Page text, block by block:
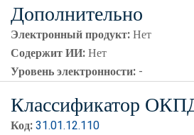
Дополнительно
Электронный продукт:Нет
Содержит ИИ:Нет
Уровень электронности: -
Классификатор
Код:31.01.12.110